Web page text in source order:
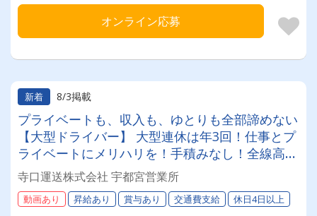
オンライン応募
新着 8/3掲載
プライベートも、収入も、ゆとりも全部諦めない
【大型ドライバー】 大型連休は年3回！仕事とプ
ライベートにメリハリを！手積みなし！全線高速
道路の利用で、ムリのない運行スケジュール◎
寺口運送株式会社 宇都宮営業所
動画あり 昇給あり 賞与あり 交通費支給 休日4日以上